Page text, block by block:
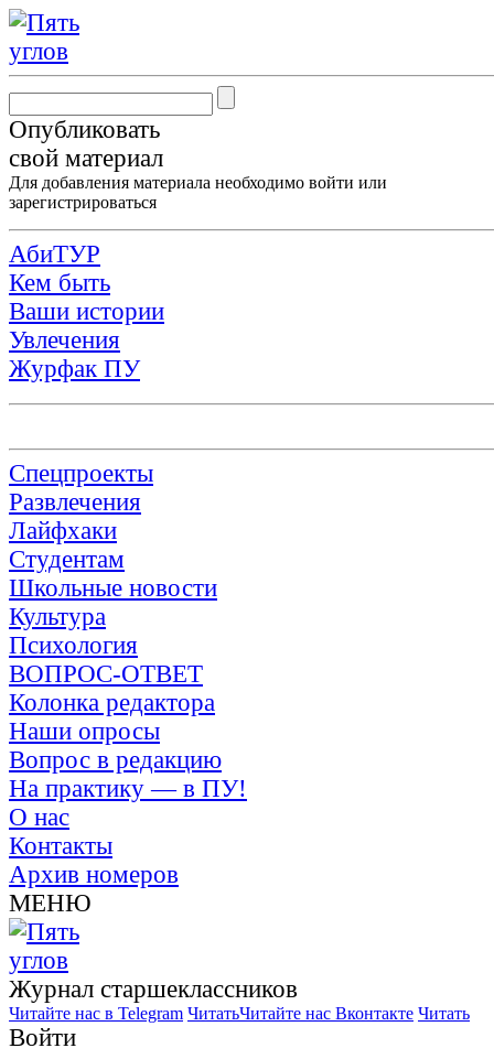
Опубликовать
свой материал
Для добавления материала необходимо войти или
зарегистрироваться
АбиТУР
Кем быть
Ваши истории
Увлечения
Журфак ПУ
Спецпроекты
Развлечения
Лайфхаки
Студентам
Школьные новости
Культура
Психология
ВОПРОС-ОТВЕТ
Колонка редактора
Наши опросы
Вопрос в редакцию
На практику — в ПУ!
О нас
Контакты
Архив номеров
МЕНЮ
Журнал старшекласcников
Читайте нас в Telegram ЧитатьЧитайте нас Вконтакте Читать
Войти